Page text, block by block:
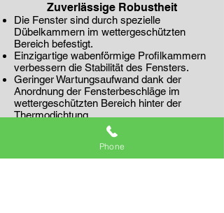
Zuverlässige Robustheit
Die Fenster sind durch spezielle
Dübelkammern im wettergeschützten
Bereich befestigt.
Einzigartige wabenförmige Profilkammern
verbessern die Stabilität des Fensters.
Geringer Wartungsaufwand dank der
Anordnung der Fensterbeschläge im
wettergeschützten Bereich hinter der
Thermodichtung.
Phone